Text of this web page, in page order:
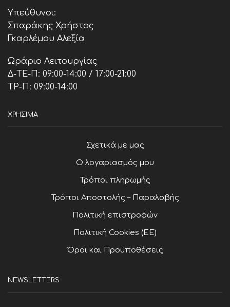
Υπεύθυνοι:
Σπαράκης Χρήστος
Γκαρλέμου Αλεξία
Ωράριο Λειτουργίας
Δ-ΤΕ-Π: 09:00-14:00 / 17:00-21:00
ΤΡ-Π: 09:00-14:00
ΧΡΗΣΙΜΑ
Σχετικά με μας
Ο λογαριασμός μου
Τρόποι πληρωμής
Τρόποι Αποστολής – Παραλαβής
Πολιτική επιστροφών
Πολιτική Cookies (ΕΕ)
Όροι και Προϋποθέσεις
NEWSLETTERS